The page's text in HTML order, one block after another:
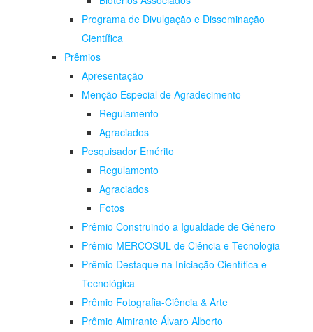
Programa de Divulgação e Disseminação
Científica
Prêmios
Apresentação
Menção Especial de Agradecimento
Regulamento
Agraciados
Pesquisador Emérito
Regulamento
Agraciados
Fotos
Prêmio Construindo a Igualdade de Gênero
Prêmio MERCOSUL de Ciência e Tecnologia
Prêmio Destaque na Iniciação Científica e
Tecnológica
Prêmio Fotografia-Ciência & Arte
Prêmio Almirante Álvaro Alberto